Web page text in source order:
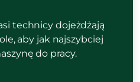
technicy dojeżdżają
aby jak najszybciej
do pracy.